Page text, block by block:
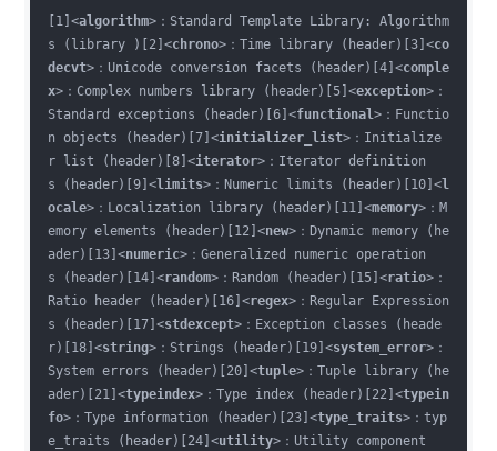
[1] <algorithm> ：Standard Template Library: Algorithm
s (library )[2] <chrono> ：Time library (header)[3] <co
decvt> ：Unicode conversion facets (header)[4] <comple
x> ：Complex numbers library (header)[5] <exception> ：
Standard exceptions (header)[6] <functional> ：Functio
n objects (header)[7] <initializer_list> ：Initialize
r list (header)[8] <iterator> ：Iterator definition
s (header)[9] <limits> ：Numeric limits (header)[10] <l
ocale> ：Localization library (header)[11] <memory> ：M
emory elements (header)[12] <new> ：Dynamic memory (he
ader)[13] <numeric> ：Generalized numeric operation
s (header)[14] <random> ：Random (header)[15] <ratio> ：
Ratio header (header)[16] <regex> ：Regular Expression
s (header)[17] <stdexcept> ：Exception classes (heade
r)[18] <string> ：Strings (header)[19] <system_error> ：
System errors (header)[20] <tuple> ：Tuple library (he
ader)[21] <typeindex> ：Type index (header)[22] <typein
fo> ：Type information (header)[23] <type_traits> ：typ
e_traits (header)[24] <utility> ：Utility component